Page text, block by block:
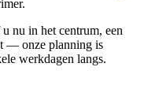
nu in het centrum, een
— onze planning is
werkdagen langs.